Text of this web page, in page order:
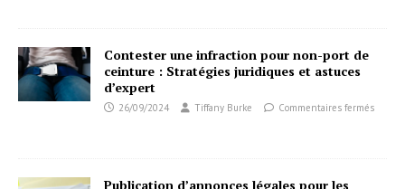
Contester une infraction pour non-port de
ceinture : Stratégies juridiques et astuces
d’expert
26/09/2024 Tiffany Burke Commentaires fermés
Publication d’annonces légales pour les